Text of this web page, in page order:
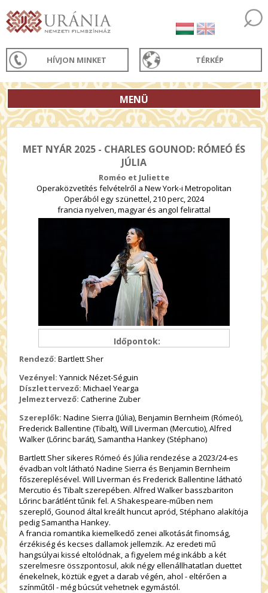
HÍVJON MINKET TÉRKÉP
MENÜ
MET NYÁR 2025 - CHARLES GOUNOD: RÓMEÓ ÉS
JÚLIA
Roméo et Juliette
Operaközvetítés felvételről a New York-i Metropolitan
Operából egy szünettel, 210 perc, 2024
francia nyelven, magyar és angol felirattal
Időpontok:
Rendező: Bartlett Sher
Vezényel: Yannick Nézet-Séguin
Díszlettervező: Michael Yearga
Jelmeztervező: Catherine Zuber
Szereplők: Nadine Sierra (Júlia), Benjamin Bernheim (Rómeó),
Frederick Ballentine (Tibalt), Will Liverman (Mercutio), Alfred
Walker (Lőrinc barát), Samantha Hankey (Stéphano)
Bartlett Sher sikeres Rómeó és Júlia rendezése a 2023/24-es
évadban volt látható Nadine Sierra és Benjamin Bernheim
főszereplésével. Will Liverman és Frederick Ballentine látható
Mercutio és Tibalt szerepében. Alfred Walker basszbariton
Lőrinc barátlént tűnik fel. A Shakespeare-műben nem
szereplő, Gounod által kreált huncut apród, Stéphano alakítója
pedig Samantha Hankey.
A francia romantika kiemelkedő zenei alkotását finomság,
érzékiség és kecses dallamok jellemzik. Az eredeti mű
hangsúlyai kissé eltolódnak, a figyelem még inkább a két
szerelmesre összpontosul, akik négy ellenállhatatlan duettet
énekelnek, köztük egyet a darab végén, ahol - eltérően a
színműtől - még búcsút vehetnek egymástól.